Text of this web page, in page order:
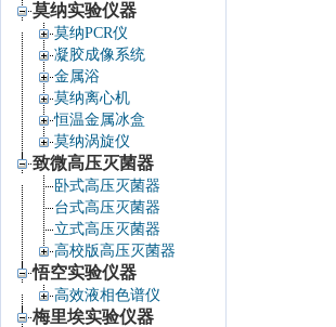
莫纳实验仪器
莫纳PCR仪
凝胶成像系统
金属浴
莫纳离心机
恒温金属冰盒
莫纳涡旋仪
致微高压灭菌器
卧式高压灭菌器
台式高压灭菌器
立式高压灭菌器
高校版高压灭菌器
悟空实验仪器
高效液相色谱仪
梅里埃实验仪器